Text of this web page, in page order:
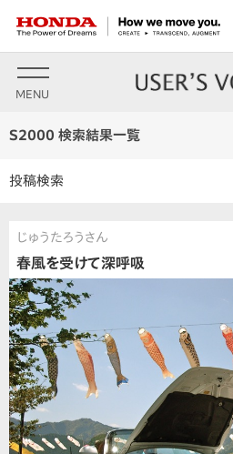
MENU
S2000 検索結果一覧
投稿検索
じゅうたろうさん
春風を受けて深呼吸